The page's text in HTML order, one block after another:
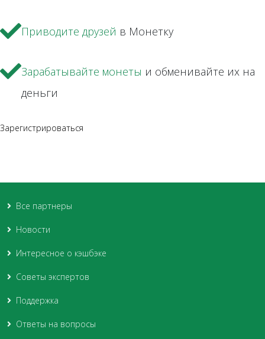
Приводите друзей в Монетку
Зарабатывайте монеты и обменивайте их на
деньги
Зарегистрироваться
Все партнеры
Новости
Интересное о кэшбэке
Советы экспертов
Поддержка
Ответы на вопросы